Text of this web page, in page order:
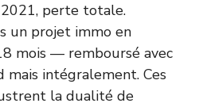
perte totale.
un projet immo en
mois — remboursé avec
mais intégralement. Ces
la dualité de